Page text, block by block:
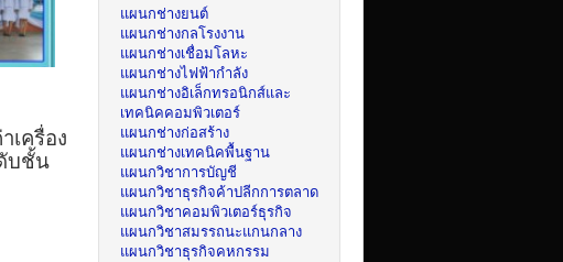
เครื่อง
บชั้น
แผนกช่างยนต์
แผนกช่างกลโรงงาน
แผนกช่างเชื่อมโลหะ
แผนกช่างไฟฟ้ากำลัง
แผนกช่างอิเล็กทรอนิกส์และ
เทคนิคคอมพิวเตอร์
แผนกช่างก่อสร้าง
แผนกช่างเทคนิคพื้นฐาน
แผนกวิชาการบัญชี
แผนกวิชาธุรกิจค้าปลีกการตลาด
แผนกวิชาคอมพิวเตอร์ธุรกิจ
แผนกวิชาสมรรถนะแกนกลาง
แผนกวิชาธุรกิจคหกรรม